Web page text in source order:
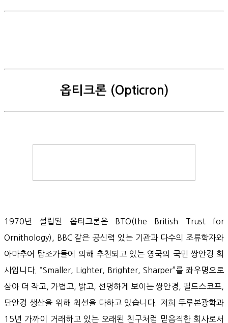
옵티크론 (Opticron)
1970년 설립된 옵티크론은 BTO(the British Trust for
Ornithology), BBC 같은 공신력 있는 기관과 다수의 조류학자와
아마추어 탐조가들에 의해 추천되고 있는 영국의 국민 쌍안경 회
사입니다. “Smaller, Lighter, Brighter, Sharper”를 좌우명으로
삼아 더 작고, 가볍고, 밝고, 선명하게 보이는 쌍안경, 필드스코프,
단안경 생산을 위해 최선을 다하고 있습니다. 저희 두루본광학과
15년 가까이 거래하고 있는 오래된 친구처럼 믿음직한 회사로서